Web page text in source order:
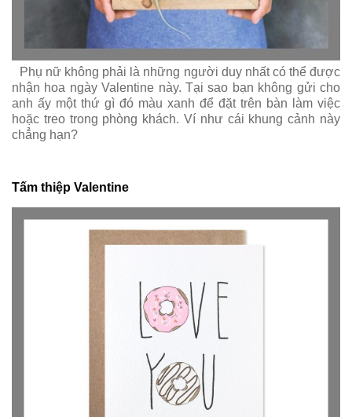
Phụ nữ không phải là những người duy nhất có thể được
nhận hoa ngày Valentine này. Tại sao bạn không gửi cho
anh ấy một thứ gì đó màu xanh để đặt trên bàn làm việc
hoặc treo trong phòng khách. Ví như cái khung cảnh này
chẳng hạn?
Tấm thiệp Valentine